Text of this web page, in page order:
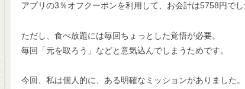
アプリの3％オフクーポンを利用して、お会計は5758円でし
ただし、食べ放題には毎回ちょっとした覚悟が必要。
毎回「元を取ろう」などと意気込んでしまうためです。
今回、私は個人的に、ある明確なミッションがありました。